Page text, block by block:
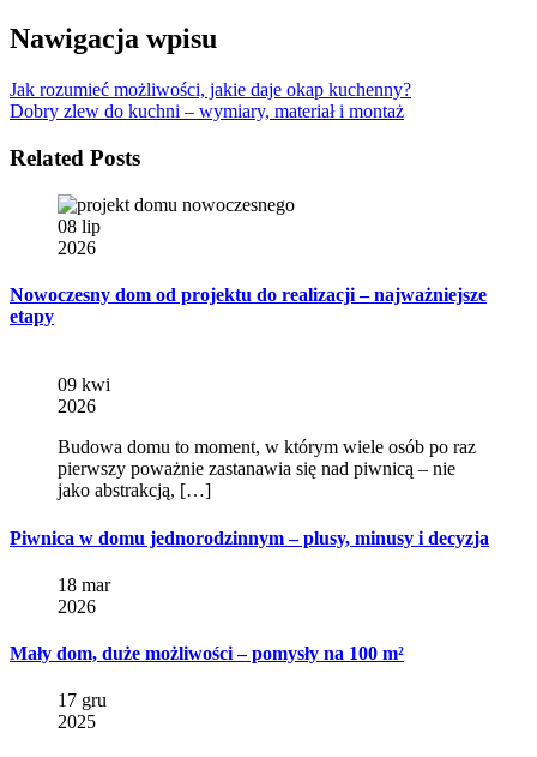
Nawigacja wpisu
Jak rozumieć możliwości, jakie daje okap kuchenny?
Dobry zlew do kuchni – wymiary, materiał i montaż
Related Posts
08 lip
2026
Nowoczesny dom od projektu do realizacji – najważniejsze
etapy
09 kwi
2026
Budowa domu to moment, w którym wiele osób po raz
pierwszy poważnie zastanawia się nad piwnicą – nie
jako abstrakcją, […]
Piwnica w domu jednorodzinnym – plusy, minusy i decyzja
18 mar
2026
Mały dom, duże możliwości – pomysły na 100 m²
17 gru
2025